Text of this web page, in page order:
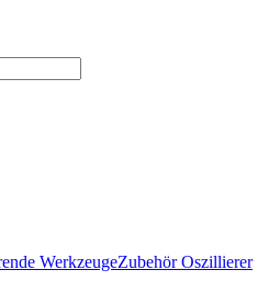
WerkzeugeZubehör Oszillierer